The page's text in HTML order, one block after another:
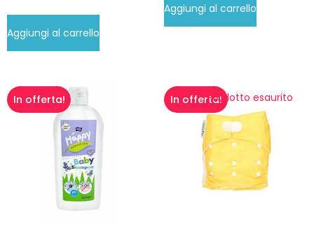
Aggiungi al carrello
Aggiungi al carrello
In offerta! In offerta!Prodotto esaurito